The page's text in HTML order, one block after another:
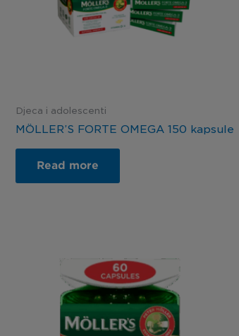
Djeca i adolescenti
MÖLLER’S FORTE OMEGA 150 kapsule
Read more